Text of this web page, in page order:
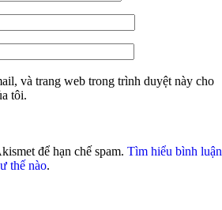
và trang web trong trình duyệt này cho
tôi.
để hạn chế spam. Tìm hiểu bình luận
thế nào.